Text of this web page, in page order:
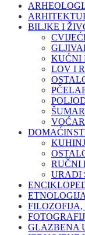
BILJKE I
KUĆNI
LOV I
RUČNI
URADI
ETNOLOGIJA
FILOZOFIJA,
GLAZBENA